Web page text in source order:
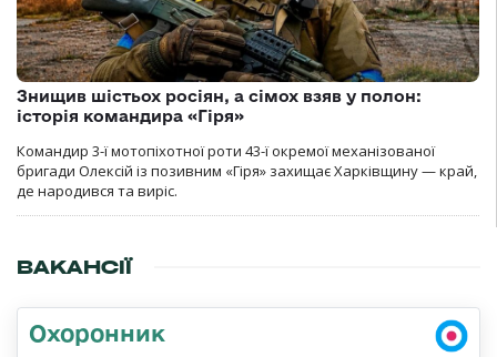
Знищив шістьох росіян, а сімох взяв у полон:
історія командира «Гіря»
Командир 3-ї мотопіхотної роти 43-ї окремої механізованої
бригади Олексій із позивним «Гіря» захищає Харківщину — край,
де народився та виріс.
ВАКАНСІЇ
Охоронник